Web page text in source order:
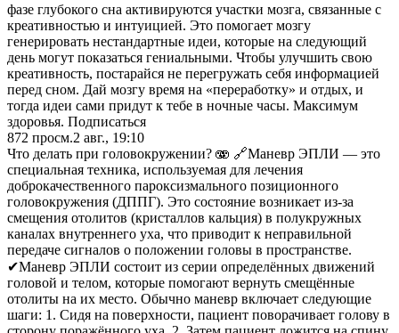
фазе глубокого сна активируются участки мозга, связанные с
креативностью и интуицией. Это помогает мозгу
генерировать нестандартные идеи, которые на следующий
день могут показаться гениальными. Чтобы улучшить свою
креативность, постарайся не перегружать себя информацией
перед сном. Дай мозгу время на «переработку» и отдых, и
тогда идеи сами придут к тебе в ночные часы. Максимум
здоровья. Подписаться
872 просм.2 авг., 19:10
Что делать при головокружении? 🫨 🔗Маневр ЭПЛИ — это
специальная техника, используемая для лечения
доброкачественного пароксизмального позиционного
головокружения (ДППГ). Это состояние возникает из-за
смещения отолитов (кристаллов кальция) в полукружных
каналах внутреннего уха, что приводит к неправильной
передаче сигналов о положении головы в пространстве.
✔Маневр ЭПЛИ состоит из серии определённых движений
головой и телом, которые помогают вернуть смещённые
отолиты на их место. Обычно маневр включает следующие
шаги: 1. Сидя на поверхности, пациент поворачивает голову в